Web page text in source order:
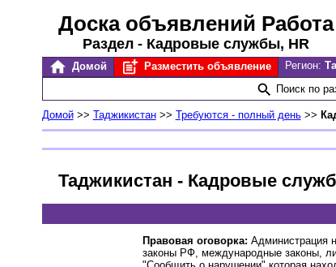
Доска объявлений Работа
Раздел - Кадровые службы, HR
Домой Разместить объявление Регион:
Поиск по
Домой>> Таджикистан>> Требуются - полный день>>
Таджикистан - Кадровые
Правовая оговорка: Администрация
законы РФ, международные законы,